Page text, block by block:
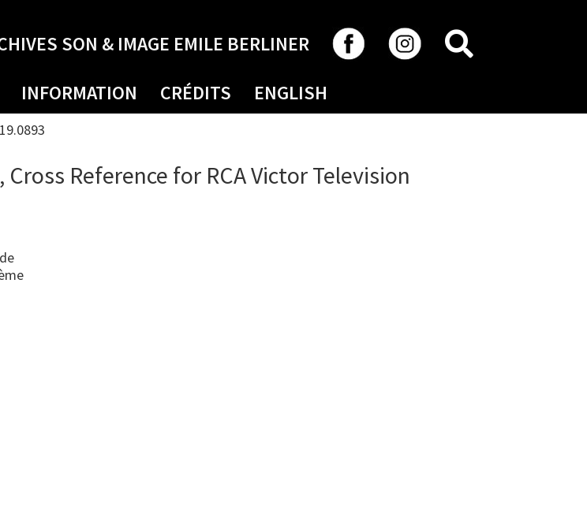
SON & IMAGE EMILE BERLINER
INFORMATION CRÉDITS ENGLISH
Reference for RCA Victor Television